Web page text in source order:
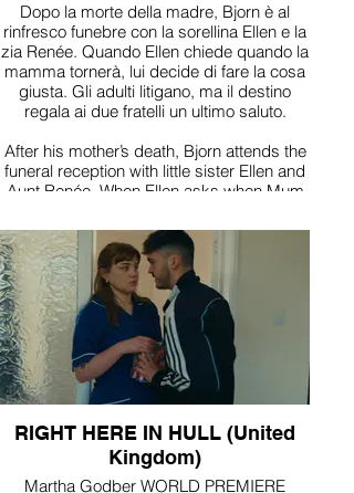
Dopo la morte della madre, Bjorn è al
rinfresco funebre con la sorellina Ellen e la
zia Renée. Quando Ellen chiede quando la
mamma tornerà, lui decide di fare la cosa
giusta. Gli adulti litigano, ma il destino
regala ai due fratelli un ultimo saluto.
After his mother’s death, Bjorn attends the
funeral reception with little sister Ellen and
Aunt Renée. When Ellen asks when Mum
adults go nowhere, but fate grants the
siblings one last shared goodbye.
RIGHT HERE IN HULL (United
Kingdom)
Martha Godber WORLD PREMIERE